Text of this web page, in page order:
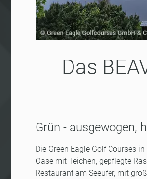
Das
Grün - ausgewogen,
Die Green Eagle Golf Courses
Oase mit Teichen, gepflegte
Restaurant am Seeufer, mit